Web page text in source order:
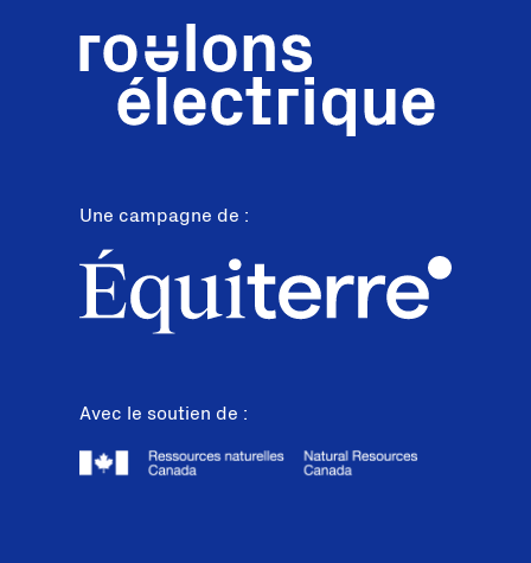
Une campagne de :
Avec le soutien de :